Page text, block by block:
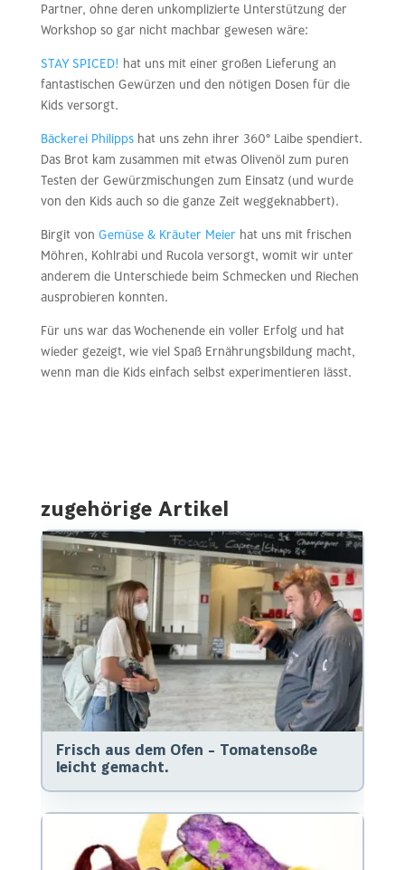
Partner, ohne deren unkomplizierte Unterstützung der
Workshop so gar nicht machbar gewesen wäre:
STAY SPICED! hat uns mit einer großen Lieferung an
fantastischen Gewürzen und den nötigen Dosen für die
Kids versorgt.
Bäckerei Philippshat uns zehn ihrer 360° Laibe spendiert.
Das Brot kam zusammen mit etwas Olivenöl zum puren
Testen der Gewürzmischungen zum Einsatz (und wurde
von den Kids auch so die ganze Zeit weggeknabbert).
Birgit von Gemüse & Kräuter Meierhat uns mit frischen
Möhren, Kohlrabi und Rucola versorgt, womit wir unter
anderem die Unterschiede beim Schmecken und Riechen
ausprobieren konnten.
Für uns war das Wochenende ein voller Erfolg und hat
wieder gezeigt, wie viel Spaß Ernährungsbildung macht,
wenn man die Kids einfach selbst experimentieren lässt.
zugehörige Artikel
Frisch aus dem Ofen - Tomatensoße
leicht gemacht.